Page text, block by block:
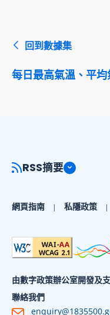
回到數據集
每日最高氣溫、平
RSS摘要
網頁指南 私隱政策
由數字政策辦公室開發及
聯絡我們